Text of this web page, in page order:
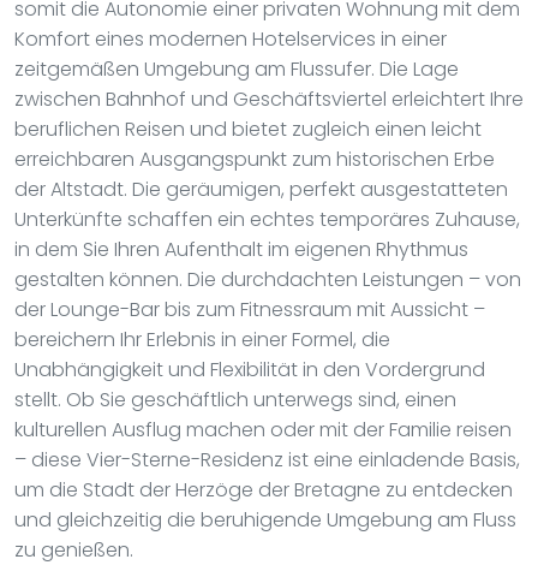
somit die Autonomie einer privaten Wohnung mit dem
Komfort eines modernen Hotelservices in einer
zeitgemäßen Umgebung am Flussufer. Die Lage
zwischen Bahnhof und Geschäftsviertel erleichtert Ihre
beruflichen Reisen und bietet zugleich einen leicht
erreichbaren Ausgangspunkt zum historischen Erbe
der Altstadt. Die geräumigen, perfekt ausgestatteten
Unterkünfte schaffen ein echtes temporäres Zuhause,
in dem Sie Ihren Aufenthalt im eigenen Rhythmus
gestalten können. Die durchdachten Leistungen – von
der Lounge-Bar bis zum Fitnessraum mit Aussicht –
bereichern Ihr Erlebnis in einer Formel, die
Unabhängigkeit und Flexibilität in den Vordergrund
stellt. Ob Sie geschäftlich unterwegs sind, einen
kulturellen Ausflug machen oder mit der Familie reisen
– diese Vier-Sterne-Residenz ist eine einladende Basis,
um die Stadt der Herzöge der Bretagne zu entdecken
und gleichzeitig die beruhigende Umgebung am Fluss
zu genießen.